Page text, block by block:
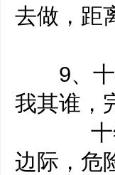
去做，距
9、十
我其谁，
十年后
边际，危